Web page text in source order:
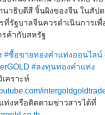
นาธิบดีสี จิ้นผิงของจีน ในสัป
ที่รัฐบาลจีนควรดำเนินการเพื่
ค้ากับสหรัฐ
#ซื้อขายทองคำแท่งออนไลน์
#ลงทุนทองคำแท่ง
คราะห์
ท่งหรือติดตามข่าวสารได้ที่